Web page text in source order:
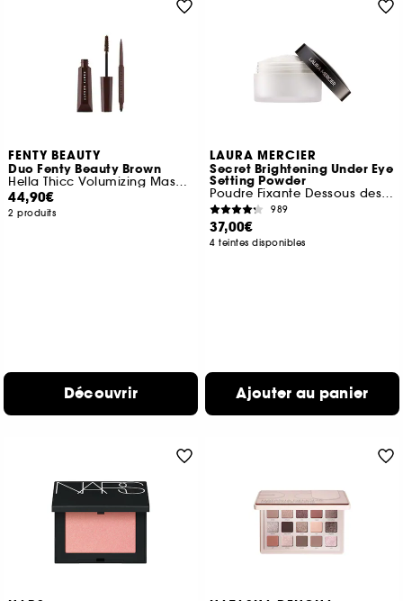
FENTY BEAUTY
Duo Fenty Beauty Brown
Hella Thicc Volumizing Mascara et Fine Linez
44,90€
2 produits
Découvrir
LAURA MERCIER
Secret Brightening Under Eye
Setting Powder
Poudre Fixante Dessous des Yeux
989
37,00€
4 teintes disponibles
Ajouter au panier